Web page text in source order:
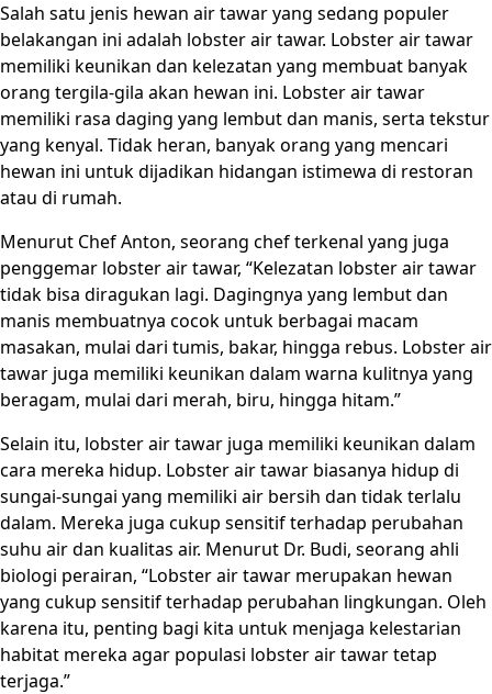
Salah satu jenis hewan air tawar yang sedang populer
belakangan ini adalah lobster air tawar. Lobster air tawar
memiliki keunikan dan kelezatan yang membuat banyak
orang tergila-gila akan hewan ini. Lobster air tawar
memiliki rasa daging yang lembut dan manis, serta tekstur
yang kenyal. Tidak heran, banyak orang yang mencari
hewan ini untuk dijadikan hidangan istimewa di restoran
atau di rumah.
Menurut Chef Anton, seorang chef terkenal yang juga
penggemar lobster air tawar, “Kelezatan lobster air tawar
tidak bisa diragukan lagi. Dagingnya yang lembut dan
manis membuatnya cocok untuk berbagai macam
masakan, mulai dari tumis, bakar, hingga rebus. Lobster air
tawar juga memiliki keunikan dalam warna kulitnya yang
beragam, mulai dari merah, biru, hingga hitam.”
Selain itu, lobster air tawar juga memiliki keunikan dalam
cara mereka hidup. Lobster air tawar biasanya hidup di
sungai-sungai yang memiliki air bersih dan tidak terlalu
dalam. Mereka juga cukup sensitif terhadap perubahan
suhu air dan kualitas air. Menurut Dr. Budi, seorang ahli
biologi perairan, “Lobster air tawar merupakan hewan
yang cukup sensitif terhadap perubahan lingkungan. Oleh
karena itu, penting bagi kita untuk menjaga kelestarian
habitat mereka agar populasi lobster air tawar tetap
terjaga.”